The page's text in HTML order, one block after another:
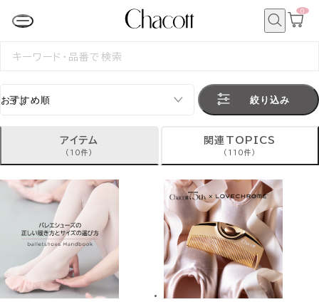
カ
0
検
絞り込み
アイテム
(10件)
関連TOPICS
(110件)